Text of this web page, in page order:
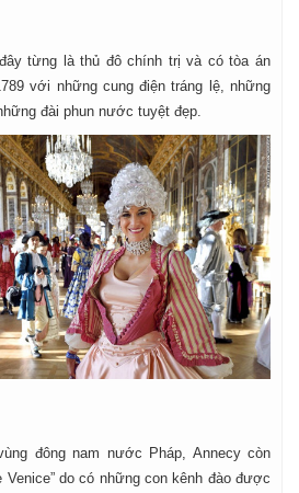
từng là thủ đô chính trị và có tòa án
với những cung điện tráng lệ, những
đài phun nước tuyệt đẹp.
đông nam nước Pháp, Annecy còn
Venice” do có những con kênh đào được